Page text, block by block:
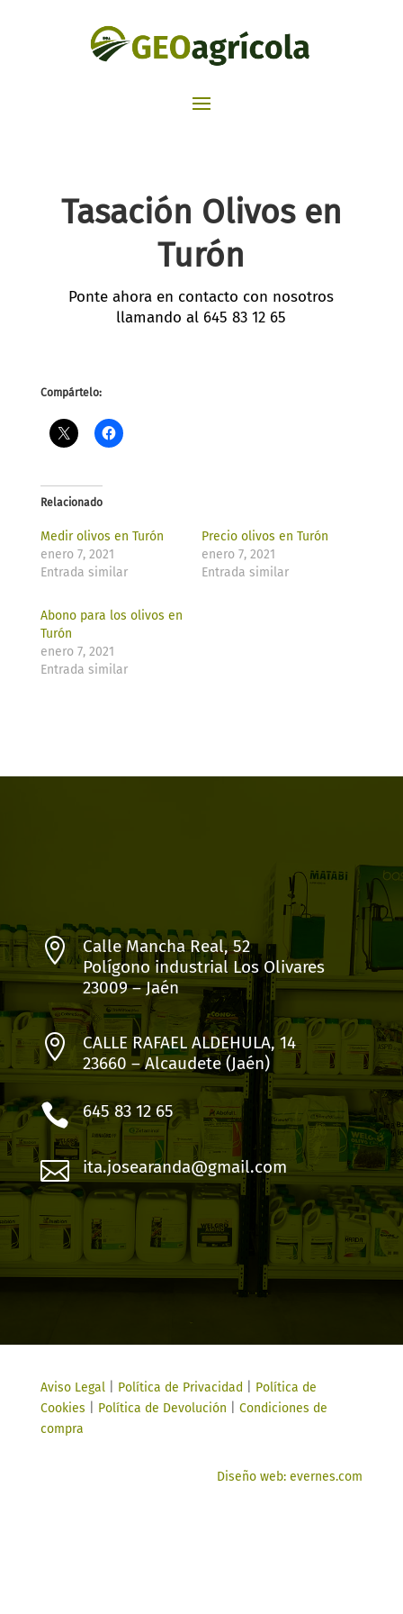
Tasación Olivos en
Turón
Ponte ahora en contacto con nosotros
llamando al 645 83 12 65
Compártelo:
Relacionado
Medir olivos en Turón
enero 7, 2021
Entrada similar
Precio olivos en Turón
enero 7, 2021
Entrada similar
Abono para los olivos en
Turón
enero 7, 2021
Entrada similar

Calle Mancha Real, 52
Polígono industrial Los Olivares
23009 – Jaén

CALLE RAFAEL ALDEHULA, 14
23660 – Alcaudete (Jaén)
 645 83 12 65
 ita.josearanda@gmail.com
Aviso Legal| Política de Privacidad
Política de
Cookies
Política de Devolución
Condiciones de
compra
Diseño web: evernes.com